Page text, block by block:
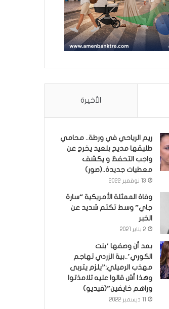
الأخيرة
ريم الرياحي في ورطة.. محامي
طليقها مديح بلعيد يخرج عن
واجب التحفظ و يكشف
معطيات جديدة..(صور)
13 نوفمبر 2022
وفاة الممثلة الأمريكية “سارة
جاي” وسط تكتم شديد عن
الخبر
2 يناير 2021
بعد أن وصفها ‘بنت
الكوري’..بية الزردي تهاجم
مهذب الرميلي:”يلزم يتربى
وهذا أش قالوا عليه تلامذتوا
وراهم خايفين”(فيديو)